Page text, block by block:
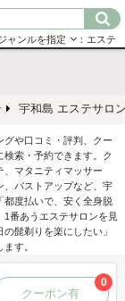
ャンルを指定 ：エステ
宇和島 エステサロ
グや口コミ・評判、クー
索・予約できます。ク
、マタニティマッサー
、バストアップなど、宇
都度払いで、安く全身脱
番あうエステサロンを見
髭剃りを楽にしたい」
す。
クーポン有
0